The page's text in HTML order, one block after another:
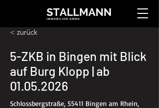
< zurück
5-ZKB in Bingen mit Blick
auf Burg Klopp | ab
01.05.2026
Schlossbergstraße, 55411 Bingen am Rhein,